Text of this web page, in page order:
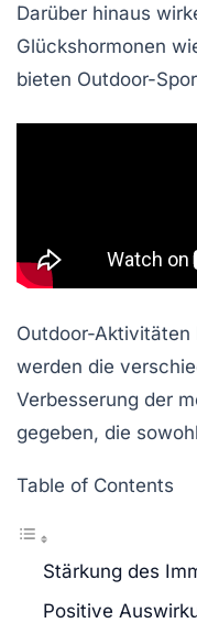
Darüber hinaus
Glückshormonen
bieten Outdoor-
Outdoor-Aktivitäten
werden die
Verbesserung der
gegeben, die
Table of Contents
Stärkung des
Positive